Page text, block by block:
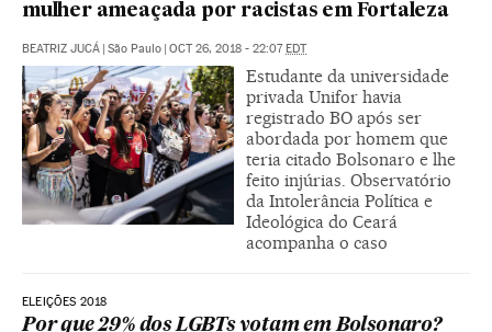
mulher ameaçada por racistas em Fortaleza
BEATRIZ JUCÁ | São Paulo | OCT 26, 2018 - 22:07EDT
Estudante da universidade
privada Unifor havia
registrado BO após ser
abordada por homem que
teria citado Bolsonaro e lhe
feito injúrias. Observatório
da Intolerância Política e
Ideológica do Ceará
acompanha o caso
ELEIÇÕES 2018
Por que 29% dos LGBTs votam em Bolsonaro?